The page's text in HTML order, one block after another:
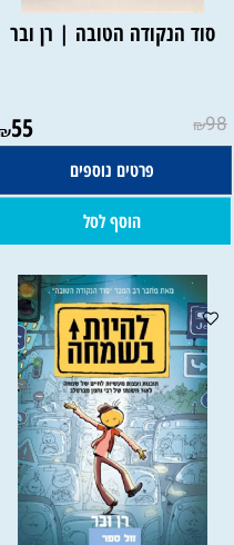
סוד הנקודה הטובה | רן ובר
₪98
₪55
פרטים נוספים
הוסף לסל